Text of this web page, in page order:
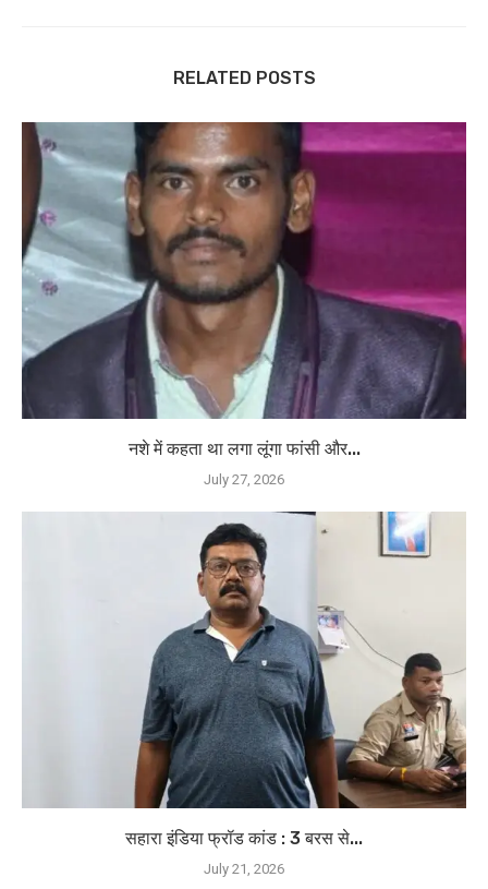
RELATED POSTS
नशे में कहता था लगा लूंगा फांसी और...
July 27, 2026
सहारा इंडिया फ्रॉड कांड : 3 बरस से...
July 21, 2026